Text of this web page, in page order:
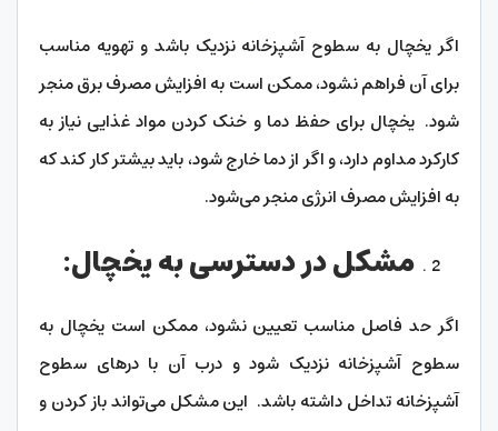
اگر یخچال به سطوح آشپزخانه نزدیک باشد و تهویه مناسب
برای آن فراهم نشود، ممکن است به افزایش مصرف برق منجر
شود. یخچال برای حفظ دما و خنک کردن مواد غذایی نیاز به
کارکرد مداوم دارد، و اگر از دما خارج شود، باید بیشتر کار کند که
به افزایش مصرف انرژی منجر می‌شود.
مشکل در دسترسی به یخچال:
اگر حد فاصل مناسب تعیین نشود، ممکن است یخچال به
سطوح آشپزخانه نزدیک شود و درب‌ آن با درهای سطوح
آشپزخانه تداخل داشته باشد. این مشکل می‌تواند باز کردن و